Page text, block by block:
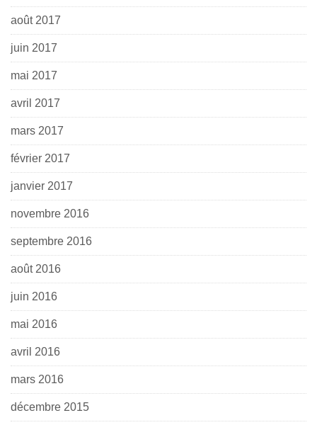
août 2017
juin 2017
mai 2017
avril 2017
mars 2017
février 2017
janvier 2017
novembre 2016
septembre 2016
août 2016
juin 2016
mai 2016
avril 2016
mars 2016
décembre 2015